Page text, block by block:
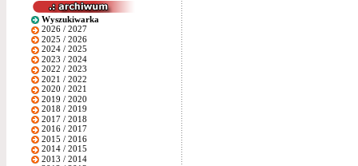
Wyszukiwarka
2026 / 2027
2025 / 2026
2024 / 2025
2023 / 2024
2022 / 2023
2021 / 2022
2020 / 2021
2019 / 2020
2018 / 2019
2017 / 2018
2016 / 2017
2015 / 2016
2014 / 2015
2013 / 2014